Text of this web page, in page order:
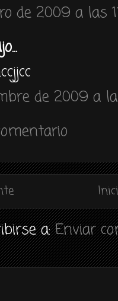
de 2009 a las
de 2009 a
a:Enviar